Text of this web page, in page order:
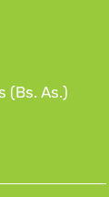
(Bs. As.)